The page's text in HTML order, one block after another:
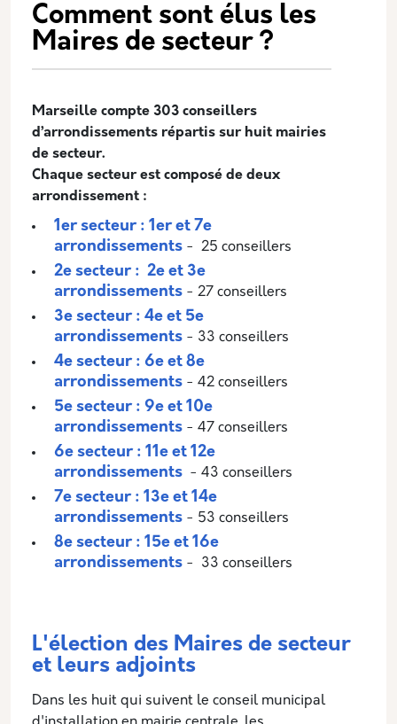
Comment sont élus les
Maires de secteur ?
Marseille compte 303 conseillers
d’arrondissements répartis sur huit mairies
de secteur.
Chaque secteur est composé de deux
arrondissement :
1er secteur : 1er et 7e
arrondissements - 25 conseillers
2e secteur : 2e et 3e
arrondissements - 27 conseillers
3e secteur : 4e et 5e
arrondissements - 33 conseillers
4e secteur : 6e et 8e
arrondissements - 42 conseillers
5e secteur : 9e et 10e
arrondissements - 47 conseillers
6e secteur : 11e et 12e
arrondissements - 43 conseillers
7e secteur : 13e et 14e
arrondissements - 53 conseillers
8e secteur : 15e et 16e
arrondissements - 33 conseillers
L'élection des Maires de secteur
et leurs adjoints
Dans les huit qui suivent le conseil municipal